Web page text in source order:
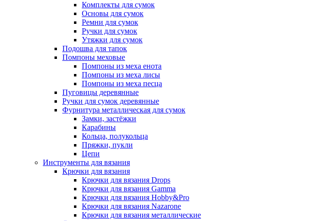
Комплекты для сумок
Основы для сумок
Ремни для сумок
Ручки для сумок
Утяжки для сумок
Подошва для тапок
Помпоны меховые
Помпоны из меха енота
Помпоны из меха лисы
Помпоны из меха песца
Пуговицы деревянные
Ручки для сумок деревянные
Фурнитура металлическая для сумок
Замки, застёжки
Карабины
Кольца, полукольца
Пряжки, пукли
Цепи
Инструменты для вязания
Крючки для вязания
Крючки для вязания Drops
Крючки для вязания Gamma
Крючки для вязания Hobby&Pro
Крючки для вязания Nazarone
Крючки для вязания металлические